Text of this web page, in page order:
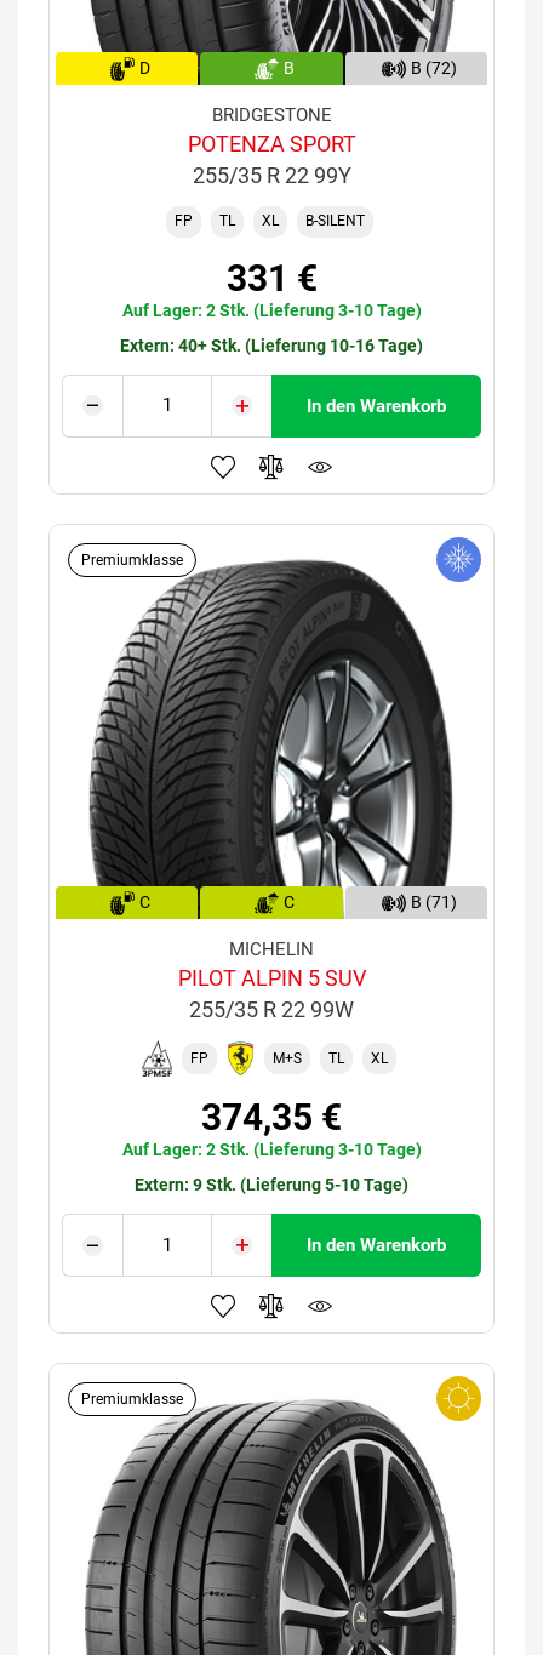
D B B (72)
BRIDGESTONE
POTENZA SPORT
255/35 R 22 99Y
FP TL XL B-SILENT
331 €
Auf Lager: 2 Stk. (Lieferung 3-10 Tage)
Extern: 40+ Stk. (Lieferung 10-16 Tage)
In den Warenkorb
Premiumklasse
C C B (71)
MICHELIN
PILOT ALPIN 5 SUV
255/35 R 22 99W
FP M+S TL XL
374,35 €
Auf Lager: 2 Stk. (Lieferung 3-10 Tage)
Extern: 9 Stk. (Lieferung 5-10 Tage)
In den Warenkorb
Premiumklasse